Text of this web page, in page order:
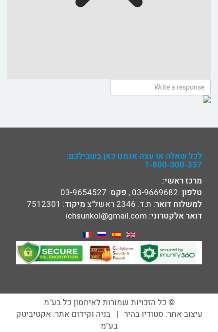
לכל שאלה או עצה אנחנו כאן בשבילכם:
1-800-300-337
מרכז ראשי:
טלפון:
03-9669682
, פקס: 03-9654527
למשלוח דואר: ת.ד. 2346 ראשל"צ מיקוד: 7512301
דואר אלקטרוני:
ichsunkol@gmail.com
© כל הזכויות שמורות לאיחסון כל בע"מ
עיצוב אתר: סטודיו בהיר | בניה וקידום אתר: אקטיביטק
בע"מ